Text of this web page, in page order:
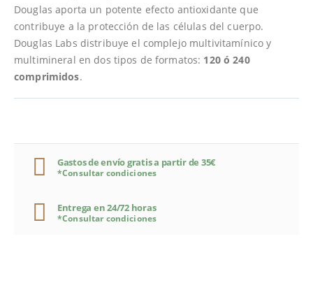
Douglas aporta un potente efecto antioxidante que
contribuye a la protección de las células del cuerpo.
Douglas Labs distribuye el complejo multivitamínico y
multimineral en dos tipos de formatos: 120 ó 240
comprimidos.
Gastos de envío gratis a partir de 35€
*Consultar condiciones
Entrega en 24/72 horas
*Consultar condiciones